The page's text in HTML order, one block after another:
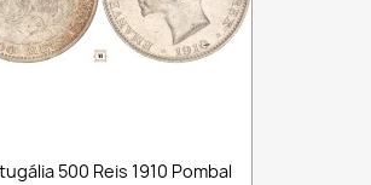
500 Reis 1910 Pombal